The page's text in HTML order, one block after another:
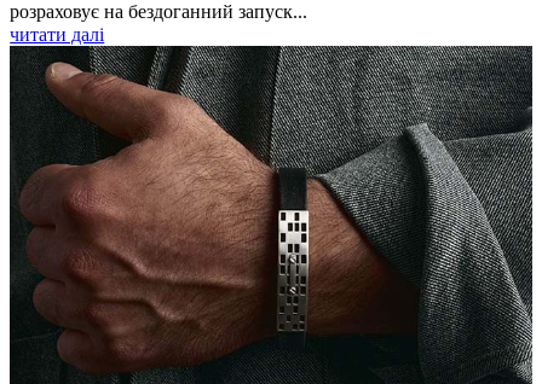
розраховує на бездоганний запуск...
читати далі